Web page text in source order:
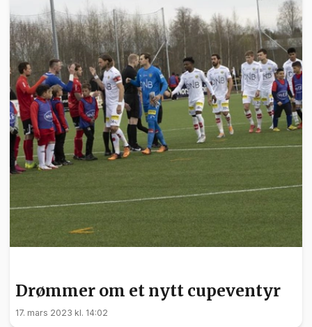
Drømmer om et nytt cupeventyr
17. mars 2023 kl. 14:02